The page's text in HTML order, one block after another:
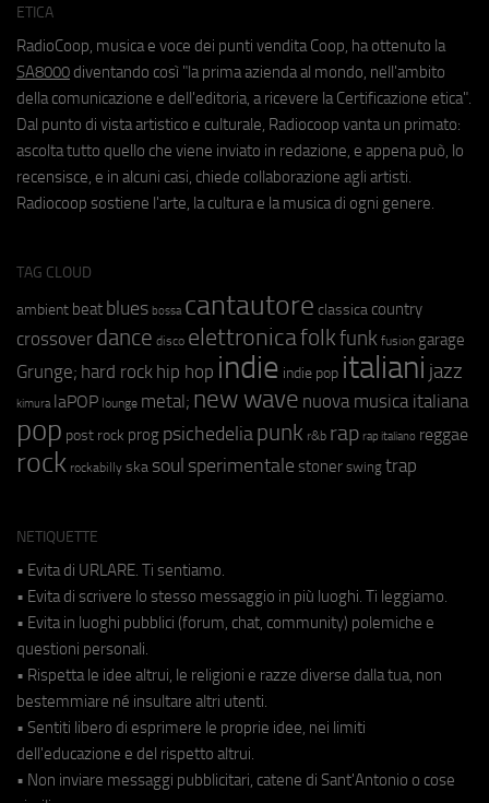
ETICA
RadioCoop, musica e voce dei punti vendita Coop, ha ottenuto la
SA8000 diventando così "la prima azienda al mondo, nell'ambito
della comunicazione e dell'editoria, a ricevere la Certificazione etica".
Dal punto di vista artistico e culturale, Radiocoop vanta un primato:
ascolta tutto quello che viene inviato in redazione, e appena può, lo
recensisce, e in alcuni casi, chiede collaborazione agli artisti.
Radiocoop sostiene l'arte, la cultura e la musica di ogni genere.
TAG CLOUD
ambient beat blues bossa cantautore classica country
crossover dance disco elettronicafolkfunk fusion garage
Grunge; hard rock hip hop indie indie pop italiani jazz
kimura laPOP lounge metal; new wave nuova musica italiana
pop post rock prog psichedeliapunk r&b rap rap italiano reggae
rock rockabilly ska soul sperimentale stoner swing trap
NETIQUETTE
• Evita di URLARE. Ti sentiamo.
• Evita di scrivere lo stesso messaggio in più luoghi. Ti leggiamo.
• Evita in luoghi pubblici (forum, chat, community) polemiche e
questioni personali.
• Rispetta le idee altrui, le religioni e razze diverse dalla tua, non
bestemmiare né insultare altri utenti.
• Sentiti libero di esprimere le proprie idee, nei limiti
dell'educazione e del rispetto altrui.
• Non inviare messaggi pubblicitari, catene di Sant'Antonio o cose